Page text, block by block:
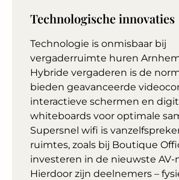
Technologische innovaties
Technologie is onmisbaar bij
vergaderruimte huren
Hybride vergaderen is de
bieden geavanceerde
interactieve schermen en
whiteboards voor optimale
Supersnel wifi is
ruimtes, zoals bij Boutique
investeren in de nieuwste AV-
Hierdoor zijn deelnemers –